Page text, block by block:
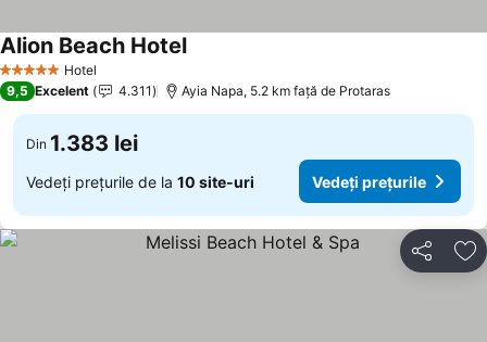
5 Stele Hotel
Alion Beach HotelVedeți prețurile
9,5 Excelent 4.311 Ayia Napa, 5.2 km faţă de Protaras
Din 1.383 lei
Vedeți prețurile de la 10 site-uri Vedeți prețurile
Distribuiți